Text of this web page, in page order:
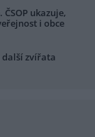
ukazuje,
i obce
další zvířata